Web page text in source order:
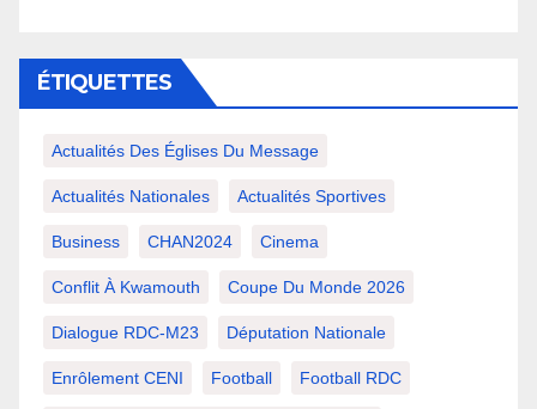
ÉTIQUETTES
Actualités Des Églises Du Message
Actualités Nationales Actualités Sportives
Business CHAN2024 Cinema
Conflit À Kwamouth Coupe Du Monde 2026
Dialogue RDC-M23 Députation Nationale
Enrôlement CENI Football Football RDC